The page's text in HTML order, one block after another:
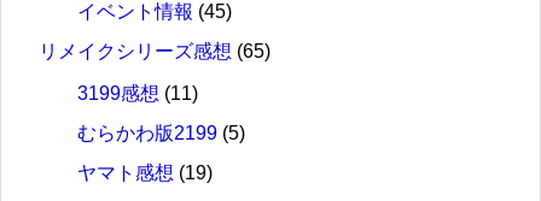
イベント情報 (45)
リメイクシリーズ感想 (65)
3199感想 (11)
むらかわ版2199 (5)
ヤマト感想 (19)